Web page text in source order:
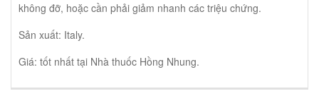
không đỡ, hoặc cần phải giảm nhanh các triệu chứng.
Sản xuất: Italy.
Giá: tốt nhất tại Nhà thuốc Hồng Nhung.